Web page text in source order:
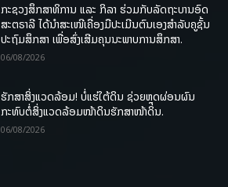
ກະຊວງສຶກສາທິການ ແລະ ກິລາ ຮ່ວມກັບລັດຖະບານອົດ
ສະຕຣາລີ ໄດ້ນຳສະເໜີເຄື່ອງມືປະເມີນຕົນເອງສຳລັບຄູຊັ້ນ
ປະຖົມສຶກສາ ເພື່ອສົ່ງເສີມຄຸນນະພາບການສຶກສາ.
06/08/2026
ຮັກສາສິ່ງແວດລ້ອມ! ບໍ່ແຮ່ໃຕ້ດິນ ຊ່ວຍຫຼຸດຜ່ອນຜົນ
ກະທົບຕໍ່ສິ່ງແວດລ້ອມໜ້າດິນຮັກສາໜ້າດິນ.
06/08/2026